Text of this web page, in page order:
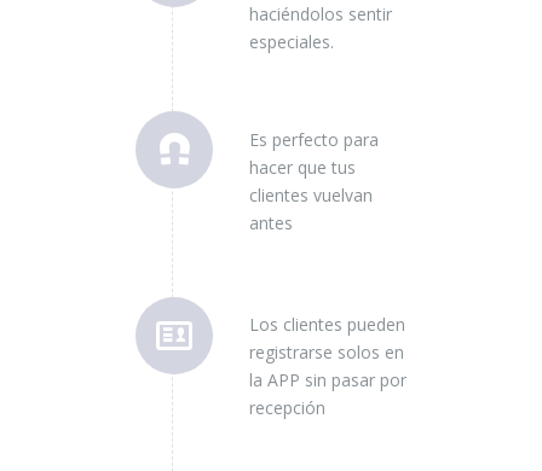
haciéndolos sentir
especiales.
Es perfecto para
hacer que tus
clientes vuelvan
antes
Los clientes pueden
registrarse solos en
la APP sin pasar por
recepción